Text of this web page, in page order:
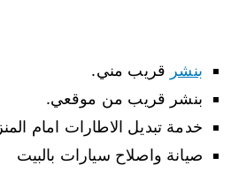
بنشر قريب مني.
بنشر قريب من موقعي.
خدمة تبديل الاطارات امام
صيانة واصلاح سيارات بالبيت